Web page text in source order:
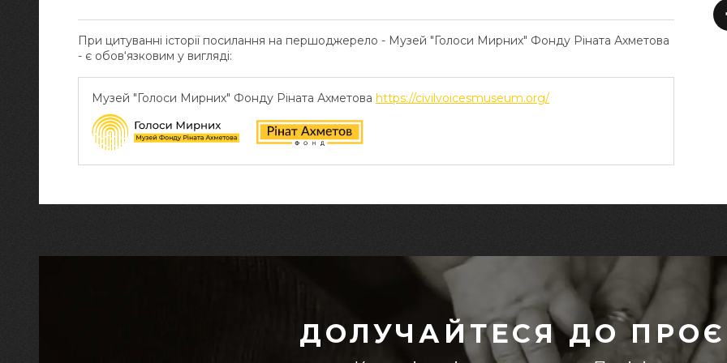
При цитуванні історії посилання на першоджерело - Музей "Голоси Мирних" Фонду Ріната Ахметова
- є обов‘язковим у вигляді:
Музей "Голоси Мирних" Фонду Ріната Ахметова https://civilvoicesmuseum.org/
ДОЛУЧАЙТЕСЯ ДО